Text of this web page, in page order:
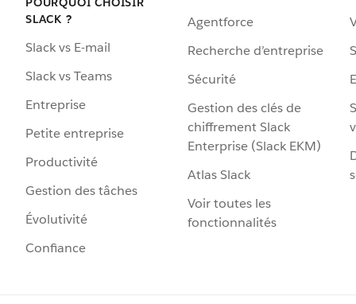
SLACK ?
Slack vs E-mail
Slack vs Teams
Entreprise
Petite entreprise
Productivité
Gestion des tâches
Évolutivité
Confiance
Agentforce
Recherche d’entreprise
Sécurité
Gestion des clés de
chiffrement Slack
Enterprise (Slack EKM)
Atlas Slack
Voir toutes les
fonctionnalités